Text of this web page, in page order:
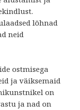
lõhnad
neid
ostmisega
ja väiksemaid
on
ja nad on